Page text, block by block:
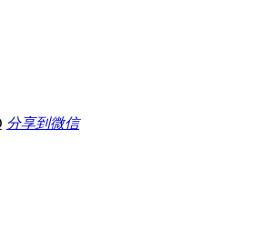
分享到微信